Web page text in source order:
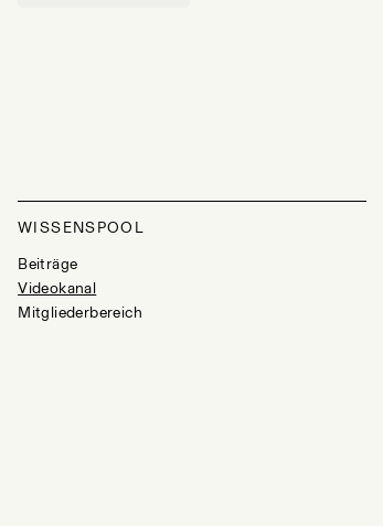
WISSENSPOOL
Beiträge
Videokanal
Mitgliederbereich